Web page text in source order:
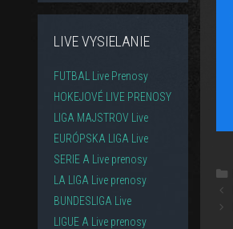
LIVE VYSIELANIE
FUTBAL Live Prenosy
HOKEJOVÉ LIVE PRENOSY
LIGA MAJSTROV Live
EURÓPSKA LIGA Live
SERIE A Live prenosy
LA LIGA Live prenosy
BUNDESLIGA Live
LIGUE A Live prenosy